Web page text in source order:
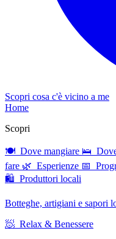
Scopri cosa c'è vicino a me
Home
Scopri
🍽 Dove mangiare 🛌
fare 🌿 Esperienze 📅
🛍 Produttori locali
Botteghe, artigiani e sapori
🧖 Relax & Benessere